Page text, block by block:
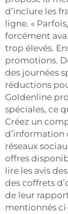
d’inclure les
ligne. «
forcément
trop élevés.
promotions.
des journées
réductions
Goldenline
spéciales, ce
Créez un
d’information
réseaux
offres
lire les avis
des coffrets
de leur
mentionnés